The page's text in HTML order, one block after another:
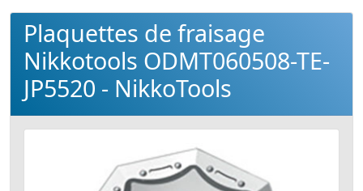
Plaquettes de fraisage
Nikkotools ODMT060508-TE-
JP5520 - NikkoTools